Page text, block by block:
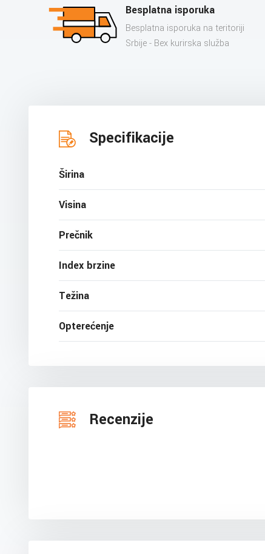
Besplatna isporuka
Besplatna isporuka na teritoriji
Srbije - Bex kurirska služba
Specifikacije
Širina
Visina
Prečnik
Index brzine
Težina
Opterećenje
Recenzije